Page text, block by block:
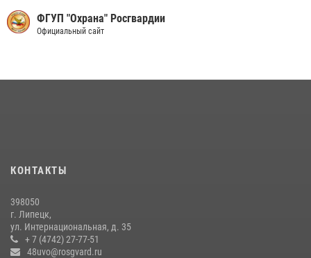
В Управлении Росгвардии по Липецкой области состоялся вечер
профессиональной подготовки
ФГУП "Охрана" Росгвардии
Официальный сайт
КОНТАКТЫ
398050
г. Липецк,
ул. Интернациональная, д. 35
+ 7 (4742) 27-77-51
48uvo@rosgvard.ru